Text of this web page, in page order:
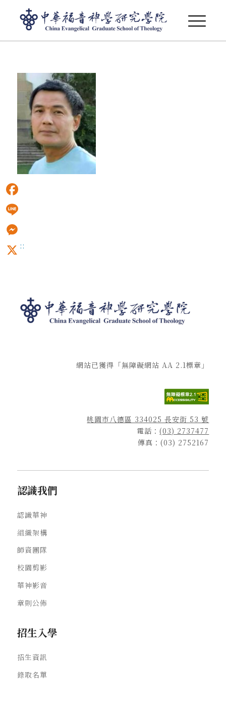
:::
網站已獲得「無障礙網站 AA 2.1標章」
桃園市八德區 334025 長安街 53 號
電話：(03) 2737477
傳真：(03) 2752167
認識我們
認識華神
組織架構
師資團隊
校園剪影
華神影音
章則公佈
招生入學
招生資訊
錄取名單
Facebook
Line
Messenger